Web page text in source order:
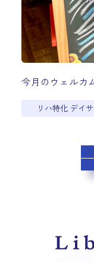
今月のウェルカ
リハ特化 デイ